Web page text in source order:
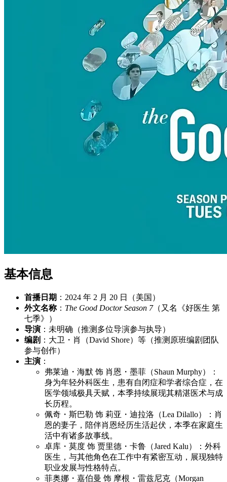
基本信息
首播日期 ：2024 年 2 月 20 日（美国）
外文名称： The Good Doctor Season 7（又名《好医生 第
七季》）
导演 ：未明确（推测多位导演参与执导）
编剧 ：大卫・肖（David Shore）等（推测原班编剧团队
参与创作）
主演 ：
弗莱迪・海默 饰 肖恩・墨菲（Shaun Murphy）：
身为年轻外科医生，患有自闭症和学者综合症，在
医学领域极具天赋，本季持续展现其精湛医术与成
长历程。
佩奇・斯巴勒 饰 莉亚・迪拉洛（Lea Dilallo）：肖
恩的妻子，陪伴肖恩经历生活起伏，本季在家庭生
活中有诸多故事线。
卓库・莫度 饰 贾里德・卡鲁（Jared Kalu）：外科
医生，与其他角色在工作中有紧密互动，展现独特
职业发展与性格特点。
菲奥娜・嘉伯曼 饰 摩根・雷兹尼克（Morgan